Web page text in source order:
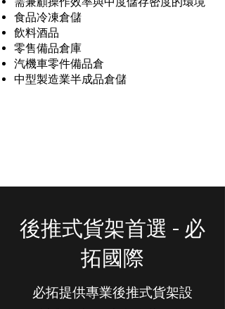
食品冷凍倉儲
飲料酒品
零售備品倉庫
汽機車零件備品倉
中型製造業半成品倉儲
後推式貨架首選 - 必
拓國際
必拓提供專業後推式貨架設